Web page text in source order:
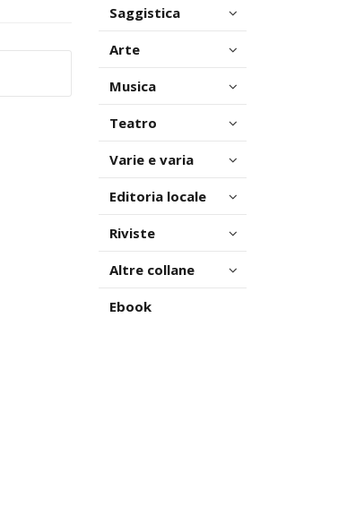
Saggistica
Arte
Musica
Teatro
Varie e varia
Editoria locale
Riviste
Altre collane
Ebook